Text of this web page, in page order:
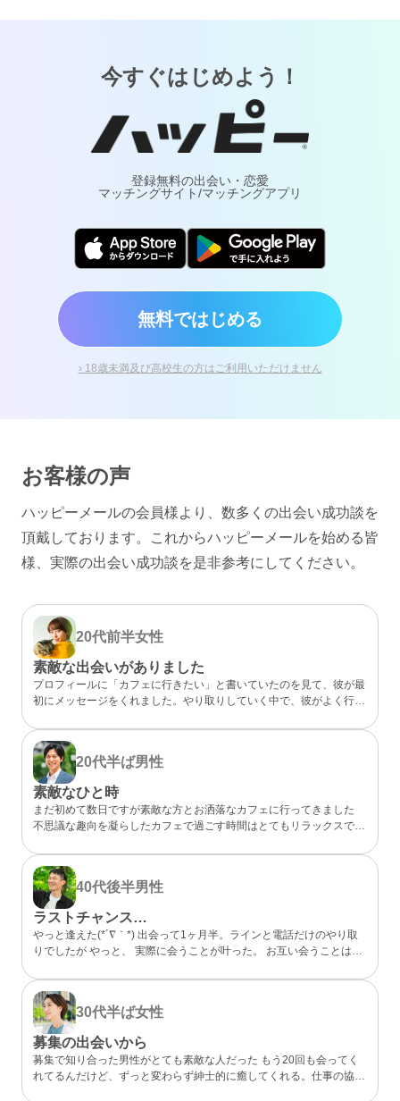
今すぐはじめよう！
登録無料の出会い・恋愛
マッチングサイト/マッチングアプリ
無料ではじめる
› 18歳未満及び高校生の方はご利用いただけません
お客様の声
ハッピーメールの会員様より、数多くの出会い成功談を
頂戴しております。
これからハッピーメールを始める皆
様、実際の出会い成功談を是非参考にしてください。
20代前半女性
素敵な出会いがありました
プロフィールに「カフェに行きたい」と書いていたのを見て、彼が最
初にメッセージをくれました。やり取りしていく中で、彼がよく行く
となく気になるところが一緒だったので、私的には今までになくメッ
セージが盛り上がり嬉しかったです。 カフェに誘ってもらい、実際
にお会いするととっても話しやすくて、時間があっという間。 少し
年上でしたが、気を使わずに話せる感じが心地よくて、「また会いた
いな」と素直に伝えました。彼のちょっと嬉しそうな顔をみたら、思
わずドキドキしました。 成功談でいいのか…まだどうなるかはわか
らないけど、出会えてよかったと思える人になりました。
20代半ば男性
素敵なひと時
まだ初めて数日ですが素敵な方とお洒落なカフェに行ってきました
不思議な趣向を凝らしたカフェで過ごす時間はとてもリラックスでき
もお互い良い出会いを探したいですね
40代後半男性
ラストチャンス…
やっと逢えた(*´∇｀*) 出会って1ヶ月半。ラインと電話だけのやり取
りでしたが やっと、 実際に会うことが叶った。 お互い会うことは諦
の可愛い、 メガネの似合う、 タイプの方でした。 ホント、大切にし
たいと思った。 また会う約束もできた。 こんな僕と… ありがとう(*
´∇｀*)
30代半ば女性
募集の出会いから
募集で知り合った男性がとても素敵な人だった もう20回も会ってく
れてるんだけど、ずっと変わらず紳士的に癒してくれる。仕事の協力